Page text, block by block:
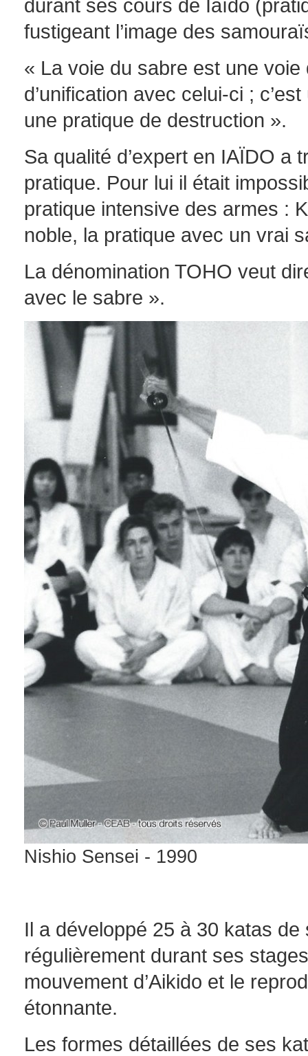
durant ses cours de Ïaïdo
fustigeant l’image des
« La voie du sabre est une
d’unification avec celui-ci ;
une pratique de destruction ».
Sa qualité d’expert en IAÏDO a
pratique. Pour lui il était
pratique intensive des armes :
noble, la pratique avec un vrai
La dénomination TOHO veut
avec le sabre ».
Nishio Sensei - 1990
Il a développé 25 à 30 katas de
régulièrement durant ses
mouvement d’Aikido et le
étonnante.
Les formes détaillées de ses